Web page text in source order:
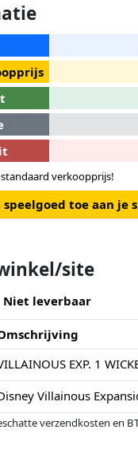
verkoopprijs!
toe aan je
site
Niet leverbaar
EXP. 1
Villainous
verzendkosten en